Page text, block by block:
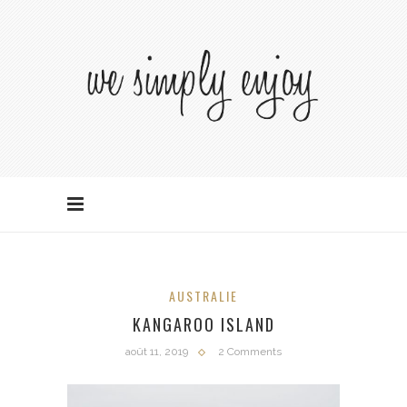
AUSTRALIE
KANGAROO ISLAND
août 11, 2019 2 Comments